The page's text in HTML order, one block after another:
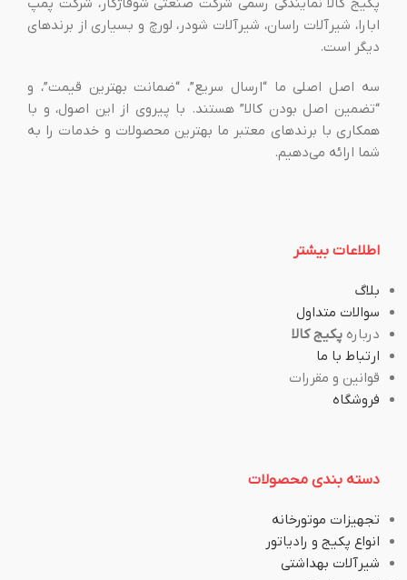
ابارا، شیرآلات راسان، شیرآلات شودر، لورچ و بسیاری از برندهای
دیگر است.
سه اصل اصلی ما “ارسال سریع”، “ضمانت بهترین قیمت”، و
“تضمین اصل بودن کالا” هستند. با پیروی از این اصول، و با
همکاری با برندهای معتبر ما بهترین محصولات و خدمات را به
شما ارائه می‌دهیم.
اطلاعات بیشتر
بلاگ
سوالات متداول
درباره پکیج کالا
ارتباط با ما
قوانین و مقررات
فروشگاه
دسته بندی محصولات
تجهیزات موتورخانه
انواع پکیج و رادیاتور
شیرآلات بهداشتی